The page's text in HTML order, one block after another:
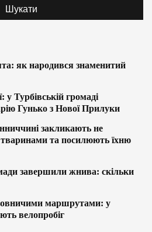
як народився знаменитий
у Турбівській громаді
Гунько з Нової Прилуки
закликають не
та посилюють їхню
завершили жнива: скільки
маршрутами: у
велопробіг